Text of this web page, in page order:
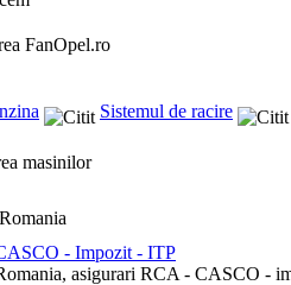
FanOpel.ro
Sistemul de racire
masinilor
- Impozit - ITP
asigurari RCA - CASCO -